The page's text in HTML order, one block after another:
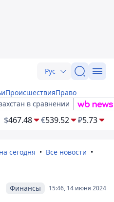
Рус
ПроисшествияПраво
в сравнении
$467.48 €539.52 ₽5.73
сегодня
Все новости
15:46, 14 июня 2024
Финансы